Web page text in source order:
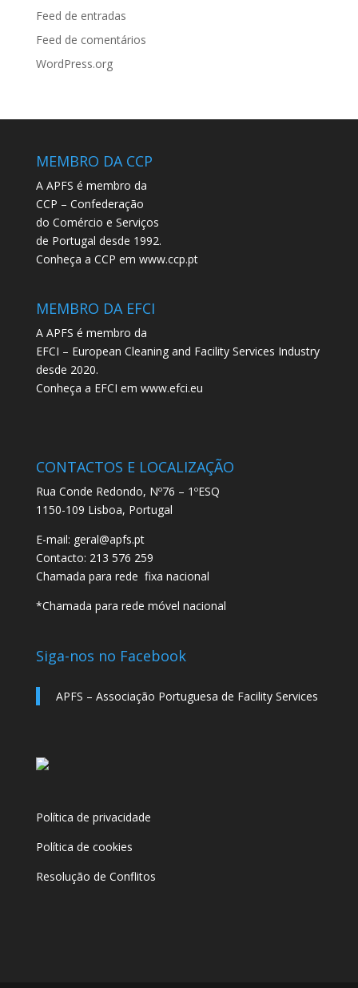
Feed de entradas
Feed de comentários
WordPress.org
MEMBRO DA CCP
A APFS é membro da
CCP – Confederação
do Comércio e Serviços
de Portugal desde 1992.
Conheça a CCP em www.ccp.pt
MEMBRO DA EFCI
A APFS é membro da
EFCI – European Cleaning and Facility Services Industry
desde 2020.
Conheça a EFCI em www.efci.eu
CONTACTOS E LOCALIZAÇÃO
Rua Conde Redondo, Nº76 – 1ºESQ
1150-109 Lisboa, Portugal
E-mail: geral@apfs.pt
Contacto: 213 576 259
Chamada para rede fixa nacional
*Chamada para rede móvel nacional
Siga-nos no Facebook
APFS – Associação Portuguesa de Facility Services
Política de privacidade
Política de cookies
Resolução de Conflitos